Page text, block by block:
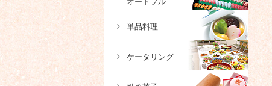
単品料理
ケータリング